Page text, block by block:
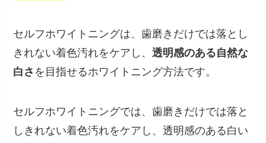
セルフホワイトニングは、歯磨きだけでは落とし
きれない着色汚れをケアし、透明感のある自然な
白さ を目指せるホワイトニング方法です。
セルフホワイトニングでは、歯磨きだけでは落と
しきれない着色汚れをケアし、透明感のある白い